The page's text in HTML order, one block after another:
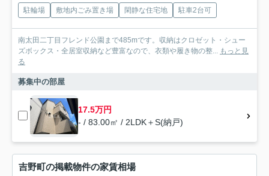
駐輪場 敷地内ごみ置き場 閑静な住宅地 駐車2台可
南太田二丁目フレンド公園まで485mです。収納はクロゼット・シュー
ズボックス・全居室収納など豊富なので、衣類や履き物の整...
もっと見
る
募集中の部屋
17.5万円
- / 83.00㎡ / 2LDK＋S(納戸)
吉野町の掲載物件の家賃相場